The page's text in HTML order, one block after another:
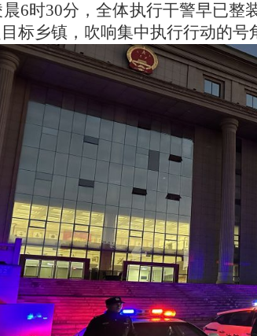
晨6时30分，全体执行干警早已
标乡镇，吹响集中执行行动的号